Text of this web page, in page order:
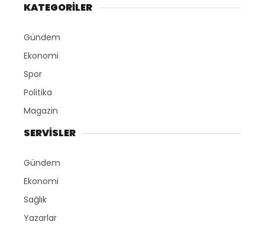
KATEGORİLER
Gündem
Ekonomi
Spor
Politika
Magazin
SERVİSLER
Gündem
Ekonomi
Sağlık
Yazarlar